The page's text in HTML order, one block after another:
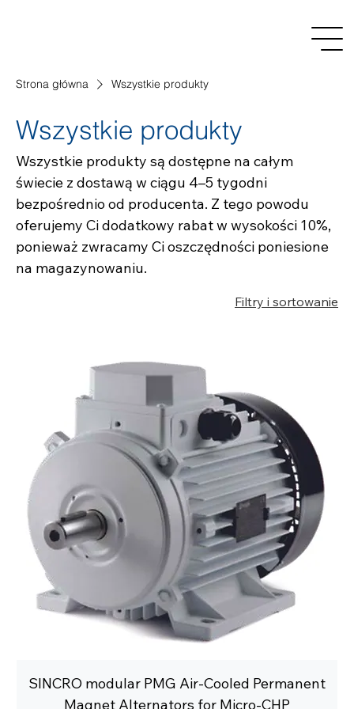
Strona główna Wszystkie produkty
Wszystkie produkty
Wszystkie produkty są dostępne na całym
świecie z dostawą w ciągu 4–5 tygodni
bezpośrednio od producenta. Z tego powodu
oferujemy Ci dodatkowy rabat w wysokości 10%,
ponieważ zwracamy Ci oszczędności poniesione
na magazynowaniu.
Filtry i sortowanie
SINCRO modular PMG Air-Cooled Permanent
Magnet Alternators for Micro-CHP